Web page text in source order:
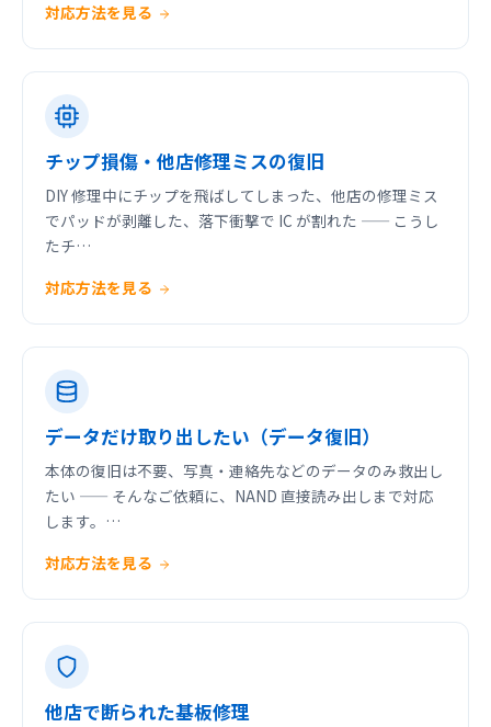
対応方法を見る
チップ損傷・他店修理ミスの復旧
DIY 修理中にチップを飛ばしてしまった、他店の修理ミス
でパッドが剥離した、落下衝撃で IC が割れた —— こうし
たチ…
対応方法を見る
データだけ取り出したい（データ復旧）
本体の復旧は不要、写真・連絡先などのデータのみ救出し
たい —— そんなご依頼に、NAND 直接読み出しまで対応
します。…
対応方法を見る
他店で断られた基板修理